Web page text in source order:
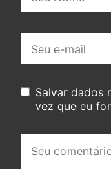
mail:
Salvar dados
vez que eu
comentário: